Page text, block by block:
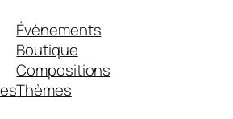
Évènements
Boutique
Compositions
Thèmes